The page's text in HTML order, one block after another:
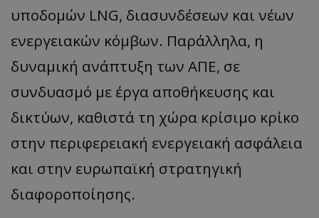
υποδομών LNG, διασυνδέσεων και νέων
ενεργειακών κόμβων. Παράλληλα, η
δυναμική ανάπτυξη των ΑΠΕ, σε
συνδυασμό με έργα αποθήκευσης και
δικτύων, καθιστά τη χώρα κρίσιμο κρίκο
στην περιφερειακή ενεργειακή ασφάλεια
και στην ευρωπαϊκή στρατηγική
διαφοροποίησης.